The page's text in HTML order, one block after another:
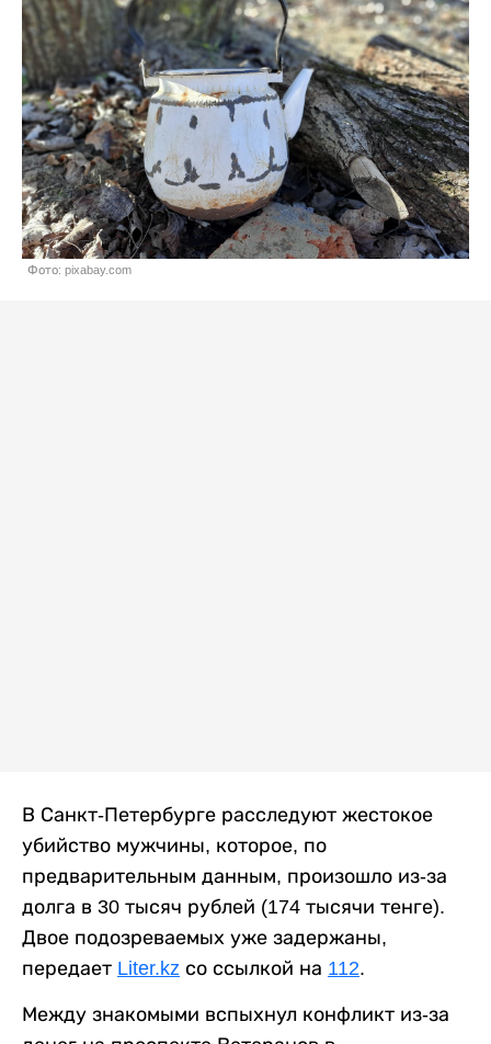
Фото: pixabay.com
В Санкт-Петербурге расследуют жестокое
убийство мужчины, которое, по
предварительным данным, произошло из-за
долга в 30 тысяч рублей (174 тысячи тенге).
Двое подозреваемых уже задержаны,
передает Liter.kz со ссылкой на 112.
Между знакомыми вспыхнул конфликт из-за